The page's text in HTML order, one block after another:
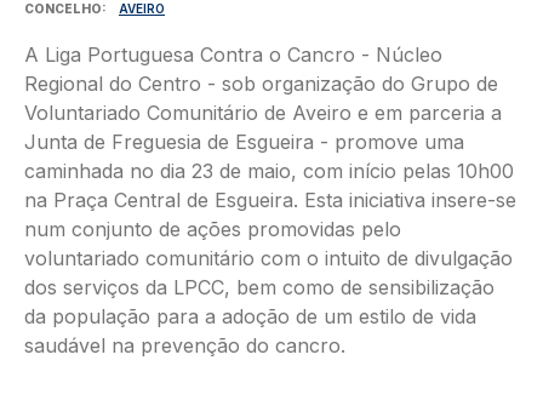
CONCELHO
AVEIRO
A Liga Portuguesa Contra o Cancro - Núcleo
Regional do Centro - sob organização do Grupo de
Voluntariado Comunitário de Aveiro e em parceria a
Junta de Freguesia de Esgueira - promove uma
caminhada no dia 23 de maio, com início pelas 10h00
na Praça Central de Esgueira. Esta iniciativa insere-se
num conjunto de ações promovidas pelo
voluntariado comunitário com o intuito de divulgação
dos serviços da LPCC, bem como de sensibilização
da população para a adoção de um estilo de vida
saudável na prevenção do cancro.